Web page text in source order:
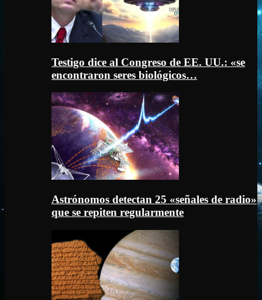
Testigo dice al Congreso de EE. UU.: «se
encontraron seres biológicos…
Astrónomos detectan 25 «señales de radio»
que se repiten regularmente